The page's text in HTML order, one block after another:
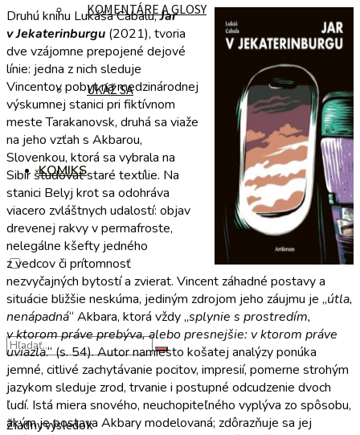
KOMENTÁRE A GLOSY
UKÁŽ SA
KOMIKS
Žiadny výsledok
Druhú knihu Lukáša Cabalu,Jar
v Jekaterinburgu (2021), tvoria
dve vzájomne prepojené dejové
línie: jedna z nich sleduje
Vincentov pobyt na medzinárodnej
výskumnej stanici pri fiktívnom
meste Tarakanovsk, druhá sa viaže
na jeho vzťah s Akbarou,
Slovenkou, ktorá sa vybrala na
Sibír študovať staré textílie. Na
stanici Belyj krot sa odohráva
viacero zvláštnych udalostí: objav
drevenej rakvy v permafroste,
nelegálne kšefty jedného
z vedcov či prítomnosť
nezvyčajných bytostí a zvierat. Vincent záhadné postavy a
situácie bližšie neskúma, jediným zdrojom jeho záujmu je „útla,
nenápadná“ Akbara, ktorá vždy „splynie s prostredím,
v ktorom práve prebýva, alebo presnejšie: v ktorom práve
uviazla.“ (s. 54). Autor namiesto košatej analýzy ponúka
jemné, citlivé zachytávanie pocitov, impresií, pomerne strohým
jazykom sleduje zrod, trvanie i postupné odcudzenie dvoch
ľudí. Istá miera snového, neuchopiteľného vyplýva zo spôsobu,
akým je postava Akbary modelovaná; zdôrazňuje sa jej